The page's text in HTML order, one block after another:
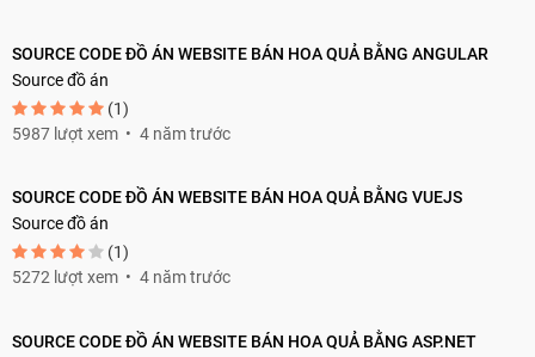
SOURCE CODE ĐỒ ÁN WEBSITE BÁN HOA QUẢ BẰNG ANGULAR
Source đồ án
(1)
5987 lượt xem
4 năm trước
SOURCE CODE ĐỒ ÁN WEBSITE BÁN HOA QUẢ BẰNG VUEJS
Source đồ án
(1)
5272 lượt xem
4 năm trước
SOURCE CODE ĐỒ ÁN WEBSITE BÁN HOA QUẢ BẰNG ASP.NET